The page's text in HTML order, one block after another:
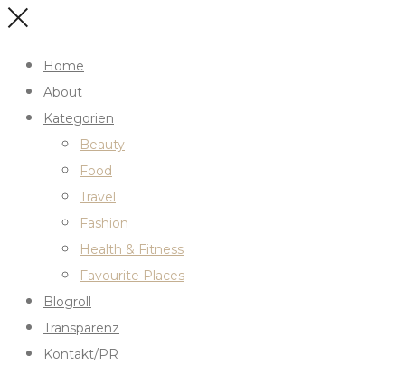
Home
About
Kategorien
Beauty
Food
Travel
Fashion
Health & Fitness
Favourite Places
Blogroll
Transparenz
Kontakt/PR